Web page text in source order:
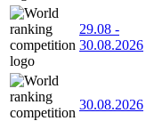
29.08 -
30.08.2026
30.08.2026